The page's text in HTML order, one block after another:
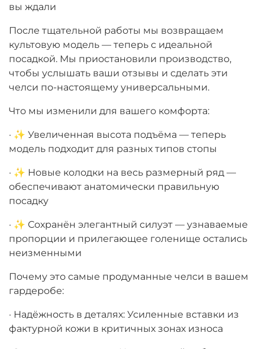
вы ждали
После тщательной работы мы возвращаем
культовую модель — теперь с идеальной
посадкой. Мы приостановили производство,
чтобы услышать ваши отзывы и сделать эти
челси по-настоящему универсальными.
Что мы изменили для вашего комфорта:
· ✨ Увеличенная высота подъёма — теперь
модель подходит для разных типов стопы
· ✨ Новые колодки на весь размерный ряд —
обеспечивают анатомически правильную
посадку
· ✨ Сохранён элегантный силуэт — узнаваемые
пропорции и прилегающее голенище остались
неизменными
Почему это самые продуманные челси в вашем
гардеробе:
· Надёжность в деталях: Усиленные вставки из
фактурной кожи в критичных зонах износа